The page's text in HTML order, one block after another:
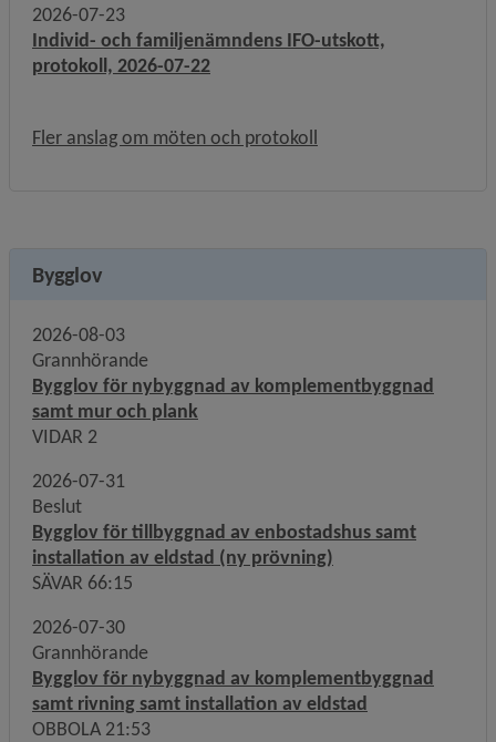
2026-07-23
Individ- och familjenämndens IFO-utskott,
protokoll, 2026-07-22
Fler anslag om möten och protokoll
Bygglov
2026-08-03
Grannhörande
Bygglov för nybyggnad av komplementbyggnad
samt mur och plank
VIDAR 2
2026-07-31
Beslut
Bygglov för tillbyggnad av enbostadshus samt
installation av eldstad (ny prövning)
SÄVAR 66:15
2026-07-30
Grannhörande
Bygglov för nybyggnad av komplementbyggnad
samt rivning samt installation av eldstad
OBBOLA 21:53